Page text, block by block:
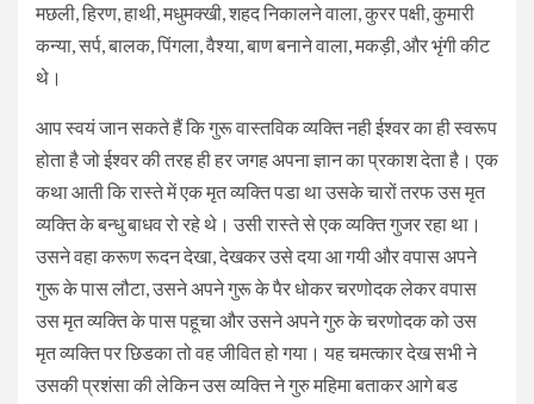
मछली, हिरण, हाथी, मधुमक्खी, शहद निकालने वाला, कुरर पक्षी, कुमारी
कन्या, सर्प, बालक, पिंगला, वैश्या, बाण बनाने वाला, मकड़ी, और भृंगी कीट
थे।
आप स्वयं जान सकते हैं कि गुरू वास्तविक व्यक्ति नही ईश्वर का ही स्वरूप
होता है जो ईश्वर की तरह ही हर जगह अपना ज्ञान का प्रकाश देता है। एक
कथा आती कि रास्ते में एक मृत व्यक्ति पडा था उसके चारों तरफ उस मृत
व्यक्ति के बन्धु बाधव रो रहे थे। उसी रास्ते से एक व्यक्ति गुजर रहा था।
उसने वहा करूण रूदन देखा, देखकर उसे दया आ गयी और वपास अपने
गुरू के पास लौटा, उसने अपने गुरू के पैर धोकर चरणोदक लेकर वपास
उस मृत व्यक्ति के पास पहूचा और उसने अपने गुरु के चरणोदक को उस
मृत व्यक्ति पर छिडका तो वह जीवित हो गया। यह चमत्कार देख सभी ने
उसकी प्रशंसा की लेकिन उस व्यक्ति ने गुरु महिमा बताकर आगे बड